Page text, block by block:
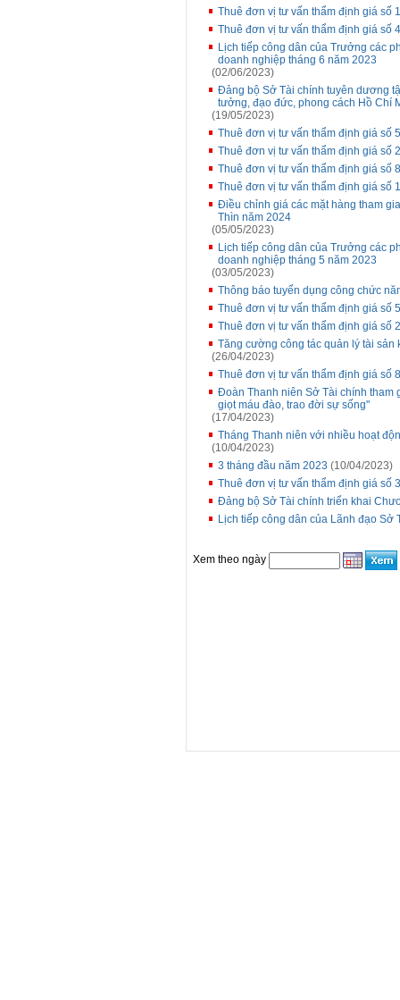
Thuê đơn vị tư vấn thẩm định giá số
Thuê đơn vị tư vấn thẩm định giá số
Lịch tiếp công dân của Trưởng các
doanh nghiệp tháng 6 năm 2023
(02/06/2023)
Đảng bộ Sở Tài chính tuyên dương
tưởng, đạo đức, phong cách Hồ Chí
(19/05/2023)
Thuê đơn vị tư vấn thẩm định giá số
Thuê đơn vị tư vấn thẩm định giá số
Thuê đơn vị tư vấn thẩm định giá số
Thuê đơn vị tư vấn thẩm định giá số
Điều chỉnh giá các mặt hàng tham
Thìn năm 2024
(05/05/2023)
Lịch tiếp công dân của Trưởng các
doanh nghiệp tháng 5 năm 2023
(03/05/2023)
Thông báo tuyển dụng công chức
Thuê đơn vị tư vấn thẩm định giá số
Thuê đơn vị tư vấn thẩm định giá số
Tăng cường công tác quản lý tài
(26/04/2023)
Thuê đơn vị tư vấn thẩm định giá số
Đoàn Thanh niên Sở Tài chính tham
giọt máu đào, trao đời sự sống"
(17/04/2023)
Tháng Thanh niên với nhiều hoạt
(10/04/2023)
3 tháng đầu năm 2023 (10/04/2023)
Thuê đơn vị tư vấn thẩm định giá số
Đảng bộ Sở Tài chính triển khai
Lịch tiếp công dân của Lãnh đạo Sở
Xem theo ngày